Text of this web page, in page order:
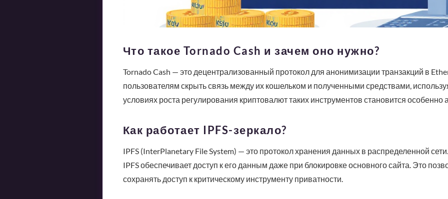
Что такое Tornado Cash и зачем оно нужно?
Tornado Cash — это децентрализованный протокол для анонимизации транзакций в
пользователям скрыть связь между их кошельком и полученными средствами,
условиях роста регулирования криптовалют таких инструментов становится особенно
Как работает IPFS-зеркало?
IPFS (InterPlanetary File System) — это протокол хранения данных в распределенной
IPFS обеспечивает доступ к его данным даже при блокировке основного сайта. Это
сохранять доступ к критическому инструменту приватности.